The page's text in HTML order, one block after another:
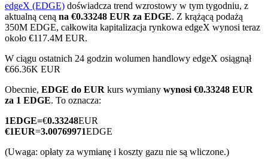
Kontrakty terminowe COIN-M
TradFi
towary
edgeX (EDGE) doświadcza trend wzrostowy w tym tygodniu, z
aktualną ceną na €0.33248 EUR za EDGE. Z krążącą podażą
350M EDGE, całkowita kapitalizacja rynkowa edgeX wynosi teraz
około €117.4M EUR.
W ciągu ostatnich 24 godzin wolumen handlowy edgeX osiągnął
€66.36K EUR
Obecnie, EDGE do EUR kurs wymiany wynosi €0.33248 EUR
za 1 EDGE. To oznacza:
1EDGE=€0.33248EUR
€1EUR=3.00769971EDGE
(Uwaga: opłaty za wymianę i koszty gazu nie są wliczone.)